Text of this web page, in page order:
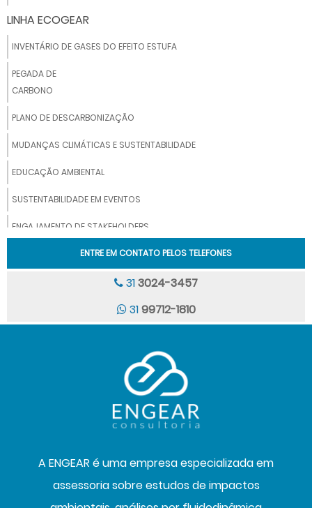
LINHA ECOGEAR
INVENTÁRIO DE GASES DO EFEITO ESTUFA
PEGADA DE
CARBONO
PLANO DE DESCARBONIZAÇÃO
MUDANÇAS CLIMÁTICAS E SUSTENTABILIDADE
EDUCAÇÃO AMBIENTAL
SUSTENTABILIDADE EM EVENTOS
ENGAJAMENTO DE STAKEHOLDERS
ENGEAR LABORATÓRIO
MONITORAMENTOS QUALIDADE DO AR
MONITORAMENTO SISMOGRÁFICO
ANÁLISE DE QUALIDADE DO AR INTERIOR
AVALIAÇÃO TEOR DE FULIGEM EM MOTORES A DIESEL
CONSULTORIA E TREINAMENTOS
MONITORAMENTO
ENTRE EM CONTATO PELOS TELEFONES
313024-3457
3199712-1810
A ENGEAR é uma empresa especializada em
assessoria sobre estudos de impactos